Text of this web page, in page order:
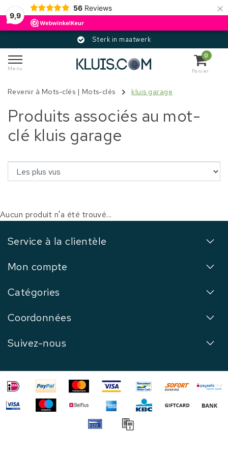
9,9
56 Reviews ×
Sterk in maatwerk
Menu
0
Panier
Revenir à Mots-clés | Mots-clés kluis garage
Produits associés au mot-
clé kluis garage
Aucun produit n'a été trouvé...
Service à la clientèle
Mon compte
Catégories
Coordonnées
Suivez-nous